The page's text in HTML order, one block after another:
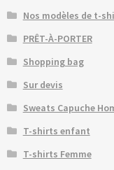
Nos modèles de t-
PRÊT-À-PORTER
Shopping bag
Sur devis
Sweats Capuche
T-shirts enfant
T-shirts Femme